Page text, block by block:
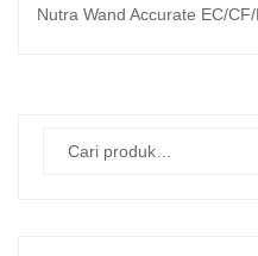
Nutra Wand Accurate EC/